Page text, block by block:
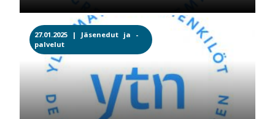
27.01.2025 | Jäsenedut ja -
palvelut